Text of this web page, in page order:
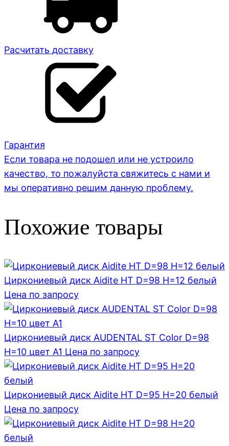
Расчитать доставку
Гарантия
Если товара не подошел или не устроило
качество, то пожалуйста свяжитесь с нами и
мы оперативно решим данную проблему.
Похожие товары
Циркониевый диск Aidite HT D=98 H=12 белый
Цена по запросу
Циркониевый диск AUDENTAL ST Color D=98
H=10 цвет A1 Цена по запросу
Циркониевый диск Aidite HT D=95 H=20 белый
Цена по запросу